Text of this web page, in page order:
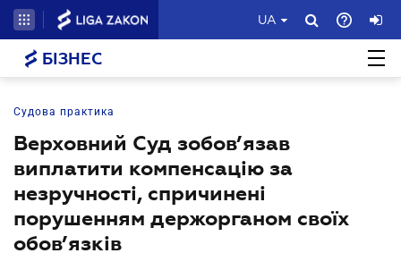
UA
БІЗНЕС
Судова практика
Верховний Суд зобов’язав
виплатити компенсацію за
незручності, спричинені
порушенням держорганом своїх
обов’язків